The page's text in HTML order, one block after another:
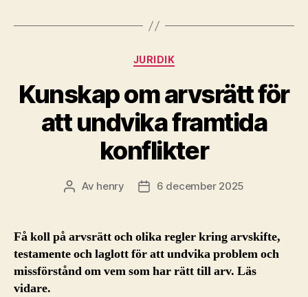
Kategorier
JURIDIK
Kunskap om arvsrätt för
att undvika framtida
konflikter
Inläggsförfattare
Av henry Inläggsdatum
6 december 2025
Få koll på arvsrätt och olika regler kring arvskifte,
testamente och laglott för att undvika problem och
missförstånd om vem som har rätt till arv. Läs
vidare.